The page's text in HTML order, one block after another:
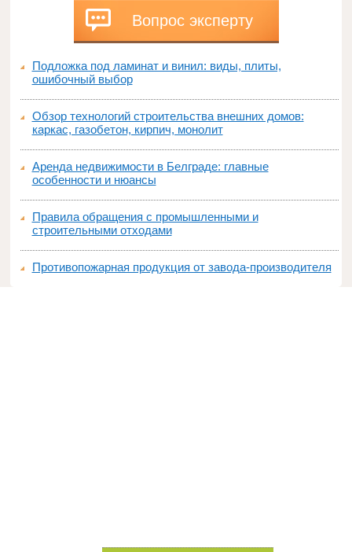
Вопрос эксперту
Подложка под ламинат и винил: виды, плиты,
ошибочный выбор
Обзор технологий строительства внешних домов:
каркас, газобетон, кирпич, монолит
Аренда недвижимости в Белграде: главные
особенности и нюансы
Правила обращения с промышленными и
строительными отходами
Противопожарная продукция от завода-производителя